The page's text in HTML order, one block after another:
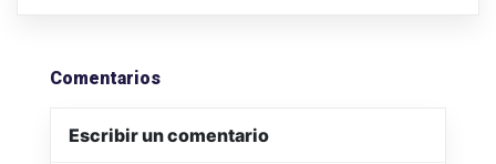
Comentarios
Escribir un comentario